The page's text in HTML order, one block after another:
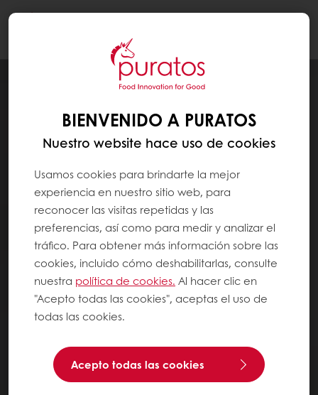
BIENVENIDO A PURATOS
Nuestro website hace uso de cookies
Usamos cookies para brindarte la mejor
experiencia en nuestro sitio web, para
reconocer las visitas repetidas y las
preferencias, así como para medir y analizar el
tráfico. Para obtener más información sobre las
cookies, incluido cómo deshabilitarlas, consulte
nuestra política de cookies. Al hacer clic en
"Acepto todas las cookies", aceptas el uso de
todas las cookies.
Acepto todas las cookies